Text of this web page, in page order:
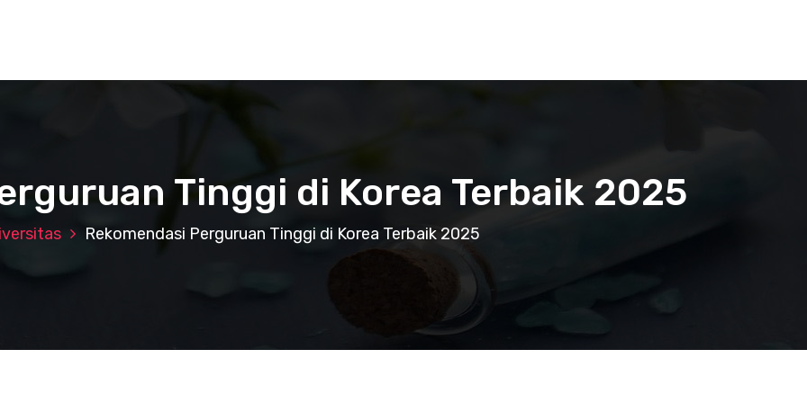
Tinggi di Korea Terbaik 2025
Rekomendasi Perguruan Tinggi di Korea Terbaik 2025